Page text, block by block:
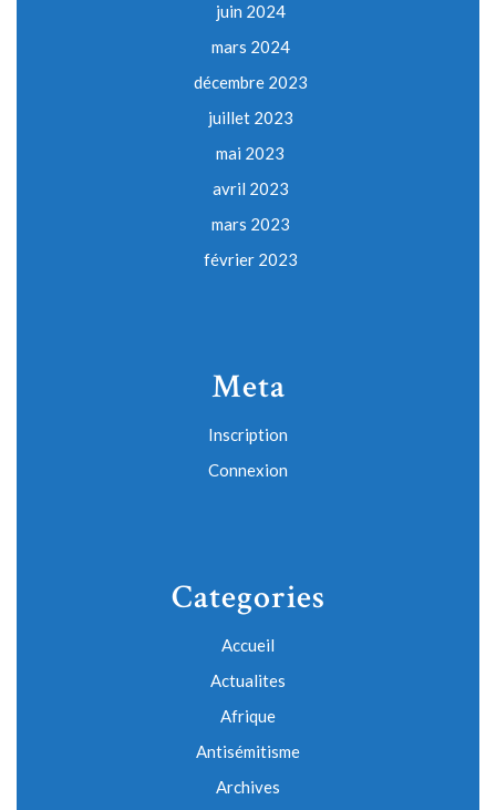
juin 2024
mars 2024
décembre 2023
juillet 2023
mai 2023
avril 2023
mars 2023
février 2023
Meta
Inscription
Connexion
Categories
Accueil
Actualites
Afrique
Antisémitisme
Archives